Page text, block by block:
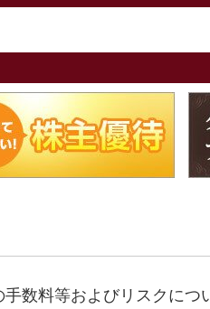
数料等およびリスクにつ